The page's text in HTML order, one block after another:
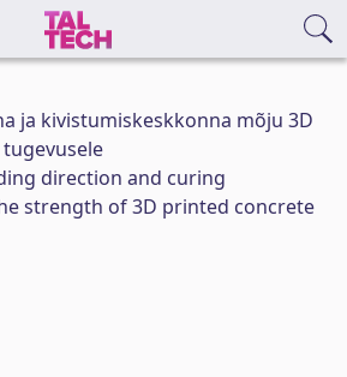
ja kivistumiskeskkonna mõju 3D
direction and curing
strength of 3D printed concrete